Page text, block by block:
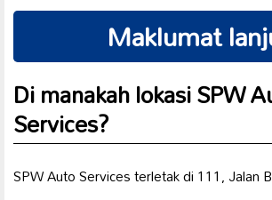
Maklumat
Di manakah lokasi SPW
Services?
SPW Auto Services terletak di 111, Jalan